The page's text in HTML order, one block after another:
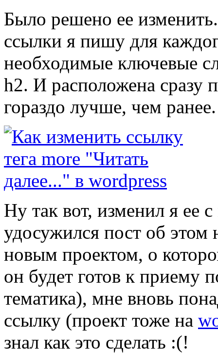
Было решено ее
ссылки я пишу для
необходимые ключевые
h2. И расположена сразу
гораздо лучше, чем ранее.
Ну так вот, изменил я ее
удосужился пост об этом
новым проектом, о
он будет готов к приему
тематика), мне вновь
ссылку (проект тоже на
знал как это сделать :(!